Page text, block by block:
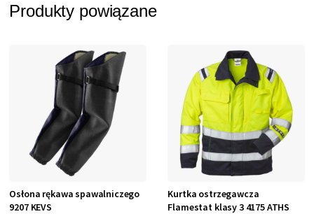
Produkty powiązane
Osłona rękawa spawalniczego
9207 KEVS
Kurtka ostrzegawcza
Flamestat klasy 3 4175 ATHS